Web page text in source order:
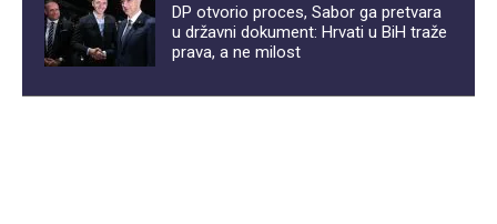
DP otvorio proces, Sabor ga pretvara
u državni dokument: Hrvati u BiH traže
prava, a ne milost